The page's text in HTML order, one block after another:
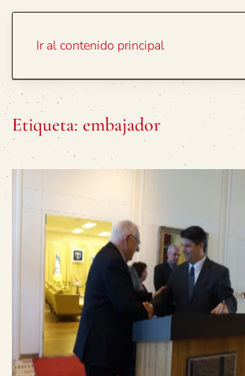
Ir al contenido principal
Etiqueta: embajador